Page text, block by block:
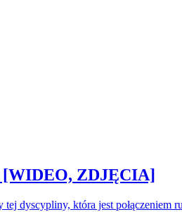
[WIDEO, ZDJĘCIA]
tej dyscypliny, która jest połączeniem